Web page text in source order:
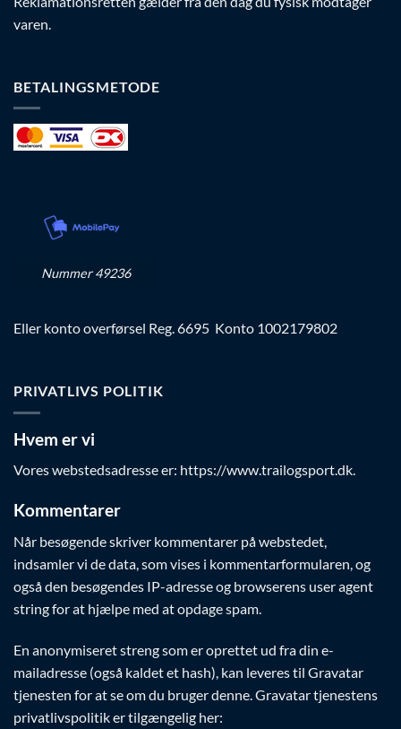
varen.
BETALINGSMETODE
Nummer 49236
Eller konto overførsel Reg. 6695 Konto 1002179802
PRIVATLIVS POLITIK
Hvem er vi
Vores webstedsadresse er: https://www.trailogsport.dk.
Kommentarer
Når besøgende skriver kommentarer på webstedet,
indsamler vi de data, som vises i kommentarformularen, og
også den besøgendes IP-adresse og browserens user agent
string for at hjælpe med at opdage spam.
En anonymiseret streng som er oprettet ud fra din e-
mailadresse (også kaldet et hash), kan leveres til Gravatar
tjenesten for at se om du bruger denne. Gravatar tjenestens
privatlivspolitik er tilgængelig her: